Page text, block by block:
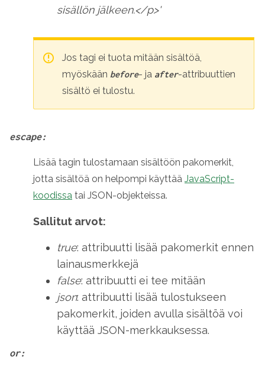
sisällön jälkeen.</p>'
Jos tagi ei tuota mitään sisältöä,
myöskään before- ja after-attribuuttien
sisältö ei tulostu.
escape:
Lisää tagin tulostamaan sisältöön pakomerkit,
jotta sisältöä on helpompi käyttää JavaScript-
koodissa tai JSON-objekteissa.
Sallitut arvot:
true: attribuutti lisää pakomerkit ennen
lainausmerkkejä
false: attribuutti ei tee mitään
json: attribuutti lisää tulostukseen
pakomerkit, joiden avulla sisältöä voi
käyttää JSON-merkkauksessa.
or: